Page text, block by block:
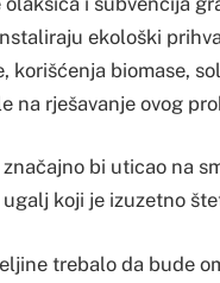
ekološki
biomase,
na rješavanje ovog
bi uticao na
koji je izuzetno
trebalo da bude